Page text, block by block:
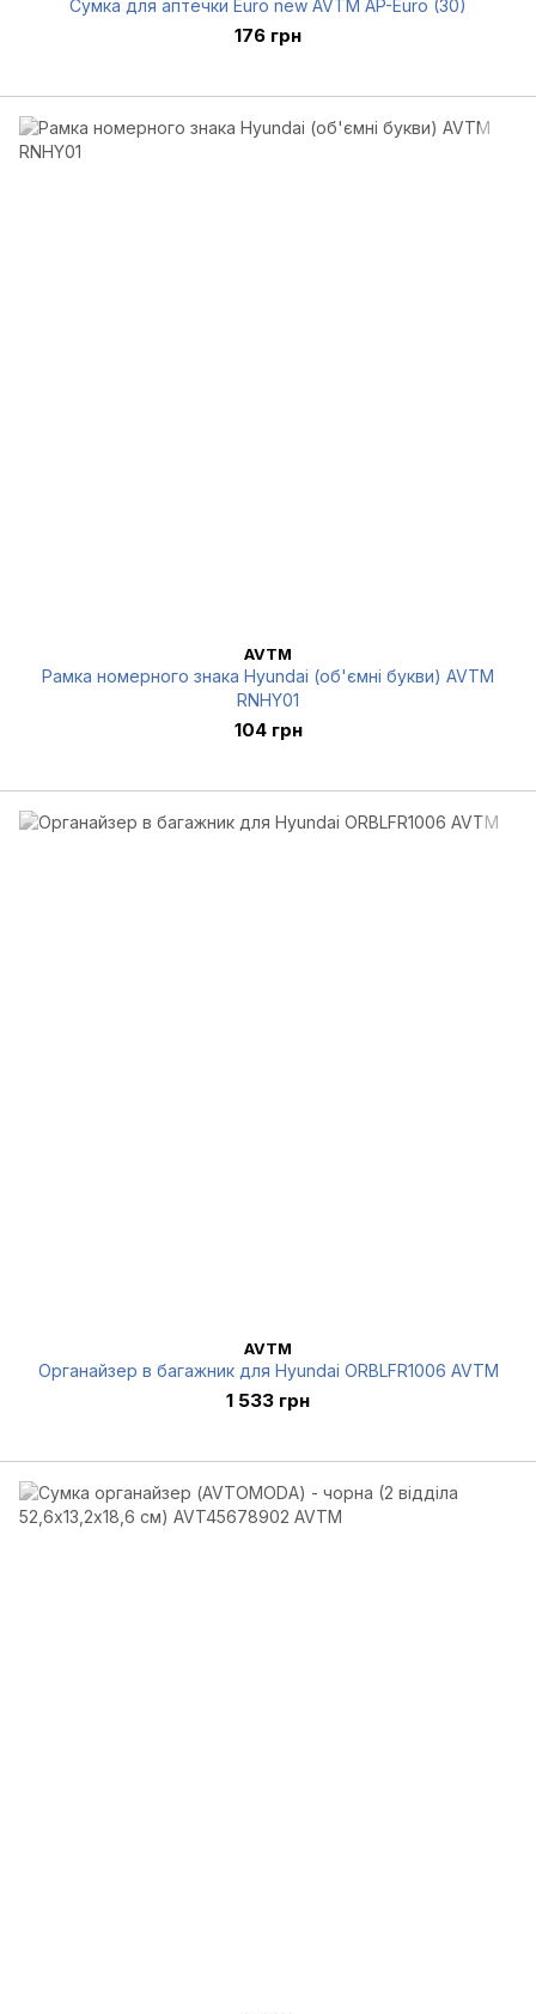
Сумка для аптечки Euro new AVTM AP-Euro (30)
176 грн
AVTM
Рамка номерного знака Hyundai (об'ємні букви) AVTM
RNHY01
104 грн
AVTM
Органайзер в багажник для Hyundai ORBLFR1006 AVTM
1 533 грн